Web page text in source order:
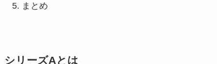
まとめ
シリーズAとは